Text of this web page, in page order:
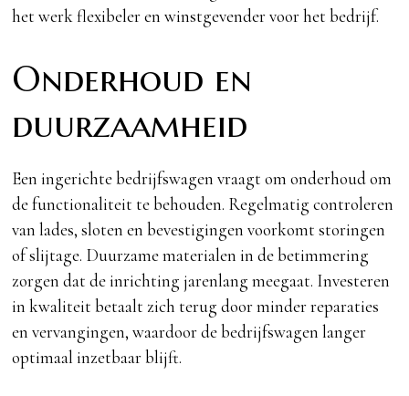
het werk flexibeler en winstgevender voor het bedrijf.
Onderhoud en
duurzaamheid
Een ingerichte bedrijfswagen vraagt om onderhoud om
de functionaliteit te behouden. Regelmatig controleren
van lades, sloten en bevestigingen voorkomt storingen
of slijtage. Duurzame materialen in de betimmering
zorgen dat de inrichting jarenlang meegaat. Investeren
in kwaliteit betaalt zich terug door minder reparaties
en vervangingen, waardoor de bedrijfswagen langer
optimaal inzetbaar blijft.